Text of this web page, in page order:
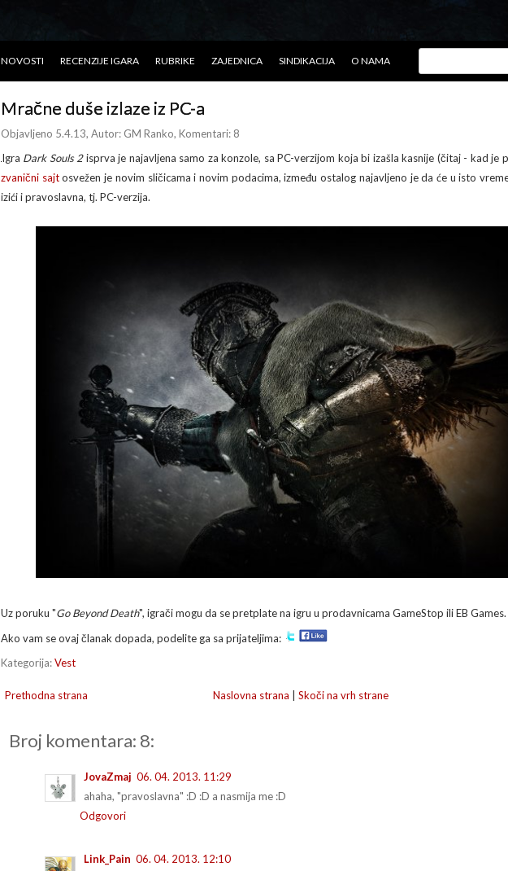
NOVOSTI RECENZIJE IGARA RUBRIKE ZAJEDNICA SINDIKACIJA O NAMA
Mračne duše izlaze iz PC-a
Objavljeno 5.4.13, Autor: GM Ranko, Komentari: 8
Igra Dark Souls 2isprva je najavljena samo za konzole, sa PC-verzijom koja bi izašla kasnije (čitaj - kad je
zvanični sajtosvežen je novim sličicama i novim podacima, između ostalog najavljeno je da će u isto
izići i pravoslavna, tj. PC-verzija.
Uz poruku "Go Beyond Death", igrači mogu da se pretplate na igru u prodavnicama GameStop ili EB Games.
Ako vam se ovaj članak dopada, podelite ga sa prijateljima:
Kategorija:Vest
Prethodna strana Naslovna strana Skoči na vrh strane
Broj komentara: 8:
JovaZmaj 06. 04. 2013. 11:29
ahaha, "pravoslavna" :D :D a nasmija me :D
Odgovori
Link_Pain 06. 04. 2013. 12:10